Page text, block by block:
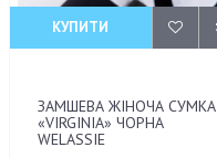
КУПИТИ
ЗАМШЕВА ЖІНОЧА СУМКА
«VIRGINIA» ЧОРНА
WELASSIE